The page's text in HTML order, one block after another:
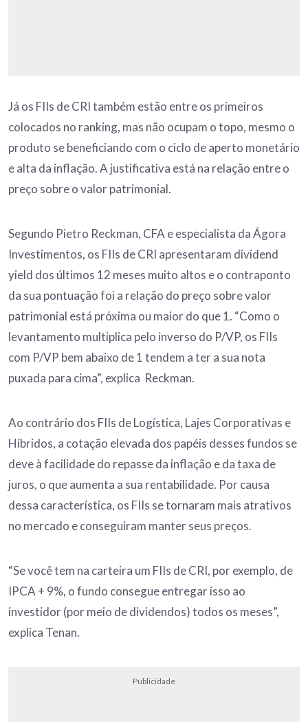
Já os FIIs de CRI também estão entre os primeiros
colocados no ranking, mas não ocupam o topo, mesmo o
produto se beneficiando com o ciclo de aperto monetário
e alta da inflação. A justificativa está na relação entre o
preço sobre o valor patrimonial.
Segundo Pietro Reckman, CFA e especialista da Ágora
Investimentos, os FIIs de CRI apresentaram dividend
yield dos últimos 12 meses muito altos e o contraponto
da sua pontuação foi a relação do preço sobre valor
patrimonial está próxima ou maior do que 1. “Como o
levantamento multiplica pelo inverso do P/VP, os FIIs
com P/VP bem abaixo de 1 tendem a ter a sua nota
puxada para cima”, explica Reckman.
Ao contrário dos FIIs de Logística, Lajes Corporativas e
Híbridos, a cotação elevada dos papéis desses fundos se
deve à facilidade do repasse da inflação e da taxa de
juros, o que aumenta a sua rentabilidade. Por causa
dessa característica, os FIIs se tornaram mais atrativos
no mercado e conseguiram manter seus preços.
“Se você tem na carteira um FIIs de CRI, por exemplo, de
IPCA + 9%, o fundo consegue entregar isso ao
investidor (por meio de dividendos) todos os meses”,
explica Tenan.
Publicidade